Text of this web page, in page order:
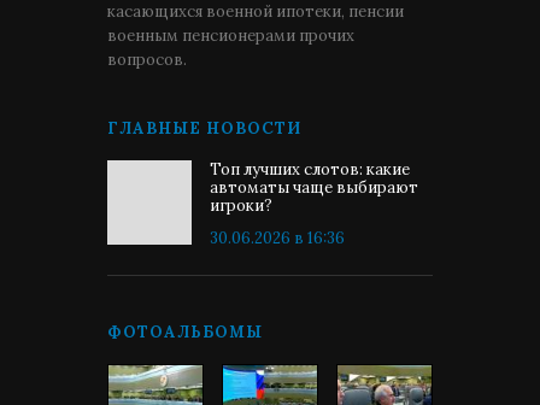
касающихся военной ипотеки, пенсии
военным пенсионерами прочих
вопросов.
ГЛАВНЫЕ НОВОСТИ
Топ лучших слотов: какие
автоматы чаще выбирают
игроки?
30.06.2026 в 16:36
ФОТОАЛЬБОМЫ